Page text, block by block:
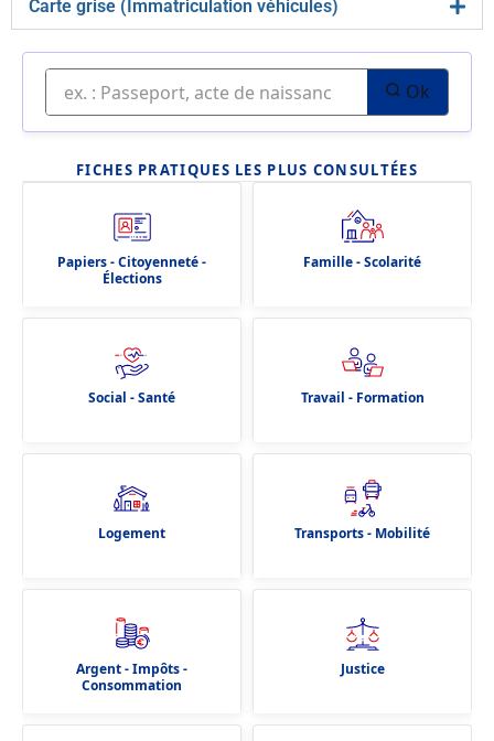
Carte grise (Immatriculation véhicules)
Ok
FICHES PRATIQUES LES PLUS CONSULTÉES
Papiers - Citoyenneté -
Élections
Famille - Scolarité
Social - Santé Travail - Formation
Logement Transports - Mobilité
Argent - Impôts -
Consommation
Justice